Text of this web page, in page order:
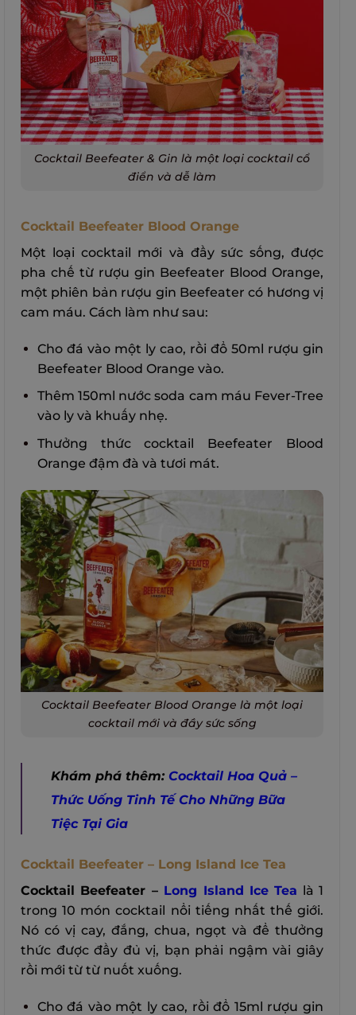
Cocktail Beefeater & Gin là một loại cocktail cổ
điển và dễ làm
Cocktail Beefeater Blood Orange
Một loại cocktail mới và đầy sức sống, được
pha chế từ rượu gin Beefeater Blood Orange,
một phiên bản rượu gin Beefeater có hương vị
cam máu. Cách làm như sau:
Cho đá vào một ly cao, rồi đổ 50ml rượu gin
Beefeater Blood Orange vào.
Thêm 150ml nước soda cam máu Fever-Tree
vào ly và khuấy nhẹ.
Thưởng thức cocktail Beefeater Blood
Orange đậm đà và tươi mát.
Cocktail Beefeater Blood Orange là một loại
cocktail mới và đầy sức sống
Khám phá thêm: Cocktail Hoa Quả –
Thức Uống Tinh Tế Cho Những Bữa
Tiệc Tại Gia
Cocktail Beefeater – Long Island Ice Tea
Cocktail Beefeater – Long Island Ice Tea là 1
trong 10 món cocktail nổi tiếng nhất thế giới.
Nó có vị cay, đắng, chua, ngọt và để thưởng
thức được đầy đủ vị, bạn phải ngậm vài giây
rồi mới từ từ nuốt xuống.
Cho đá vào một ly cao, rồi đổ 15ml rượu gin